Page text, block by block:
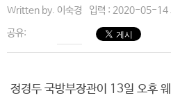
Written by. 이숙경 입력 : 2020-05-14
공유:
정경두 국방부장관이 13일 오후